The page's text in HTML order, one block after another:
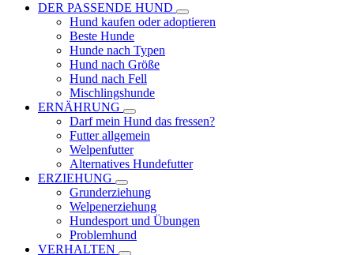
DER PASSENDE HUND
Hund kaufen oder adoptieren
Beste Hunde
Hunde nach Typen
Hund nach Größe
Hund nach Fell
Mischlingshunde
ERNÄHRUNG
Darf mein Hund das fressen?
Futter allgemein
Welpenfutter
Alternatives Hundefutter
ERZIEHUNG
Grunderziehung
Welpenerziehung
Hundesport und Übungen
Problemhund
VERHALTEN